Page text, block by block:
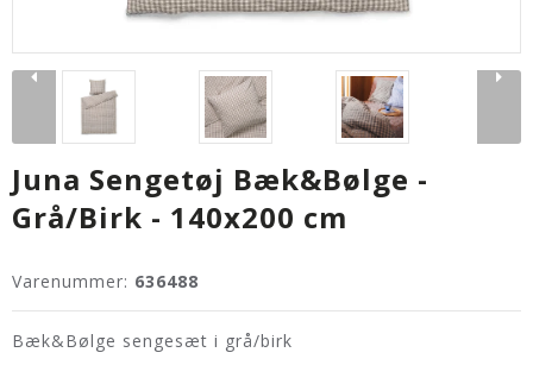
Juna Sengetøj Bæk&Bølge -
Grå/Birk - 140x200 cm
Varenummer: 636488
Bæk&Bølge sengesæt i grå/birk